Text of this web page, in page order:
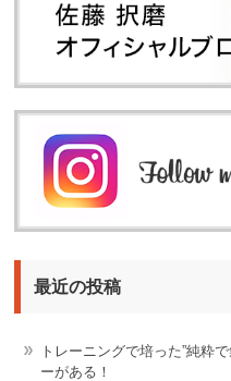
最近の投稿
トレーニングで培った”純粋
ーがある！